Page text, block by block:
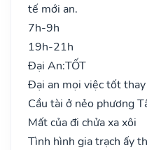
tế mới an.
7h-9h
19h-21h
Đại An:TỐT
Đại an mọi việc tốt thay
Cầu tài ở nẻo phương
Mất của đi chửa xa xôi
Tình hình gia trạch ấy